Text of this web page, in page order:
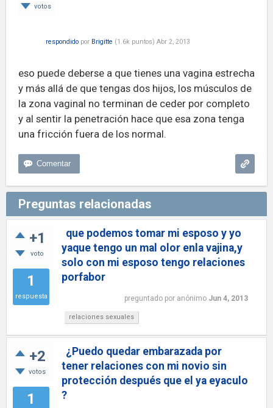
votos
respondido por Brigitte (1.6k puntos) Abr 2, 2013
eso puede deberse a que tienes una vagina estrecha
y más allá de que tengas dos hijos, los músculos de
la zona vaginal no terminan de ceder por completo
y al sentir la penetración hace que esa zona tenga
una fricción fuera de los normal.
Preguntas relacionadas
+1
voto
1
respuesta
que podemos tomar mi esposo y yo
yaque tengo un mal olor enla vajina,y
solo con mi esposo tengo relaciones
porfabor
preguntado por anónimo Jun 4, 2013
relaciones sexuales
+2
votos
1
¿Puedo quedar embarazada por
tener relaciones con mi novio sin
protección después que el ya eyaculo
?